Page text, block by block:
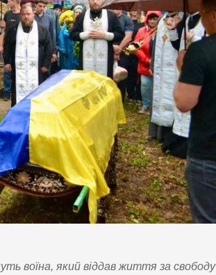
воїна, який віддав життя за свободу